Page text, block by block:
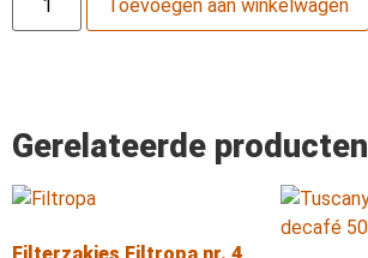
Toevoegen aan winkelwagen
Gerelateerde producten
Filterzakjes Filtropa nr. 4